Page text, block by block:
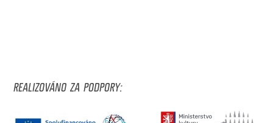
REALIZOVÁNO ZA PODPORY: